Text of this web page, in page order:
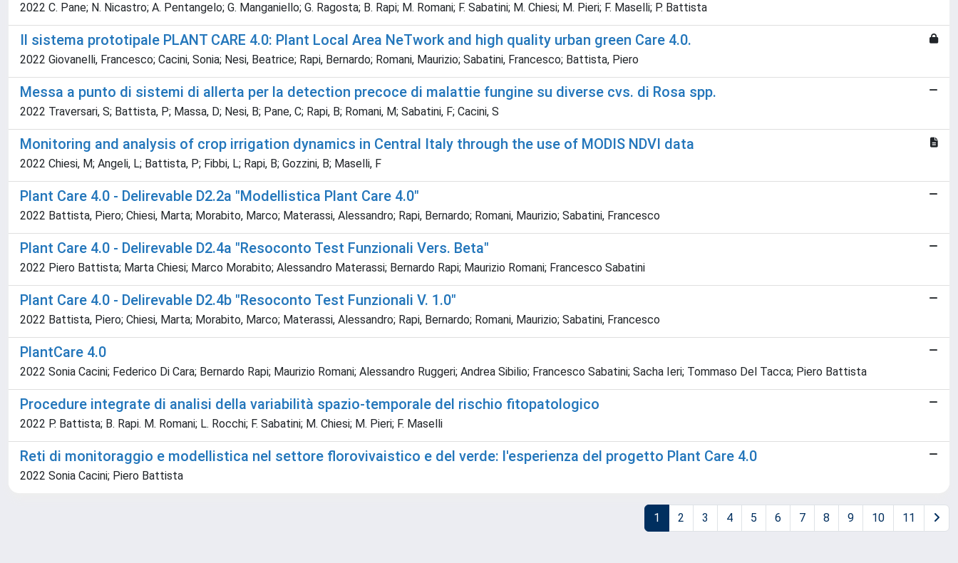
2022 C. Pane; N. Nicastro; A. Pentangelo; G. Manganiello; G. Ragosta; B. Rapi; M. Romani; F. Sabatini; M. Chiesi; M. Pieri; F. Maselli; P. Battista
Il sistema prototipale PLANT CARE 4.0: Plant Local Area NeTwork and high quality urban green Care 4.0.
2022 Giovanelli, Francesco; Cacini, Sonia; Nesi, Beatrice; Rapi, Bernardo; Romani, Maurizio; Sabatini, Francesco; Battista, Piero
Messa a punto di sistemi di allerta per la detection precoce di malattie fungine su diverse cvs. di Rosa spp.
2022 Traversari, S; Battista, P; Massa, D; Nesi, B; Pane, C; Rapi, B; Romani, M; Sabatini, F; Cacini, S
Monitoring and analysis of crop irrigation dynamics in Central Italy through the use of MODIS NDVI data
2022 Chiesi, M; Angeli, L; Battista, P; Fibbi, L; Rapi, B; Gozzini, B; Maselli, F
Plant Care 4.0 - Delirevable D2.2a "Modellistica Plant Care 4.0"
2022 Battista, Piero; Chiesi, Marta; Morabito, Marco; Materassi, Alessandro; Rapi, Bernardo; Romani, Maurizio; Sabatini, Francesco
Plant Care 4.0 - Delirevable D2.4a "Resoconto Test Funzionali Vers. Beta"
2022 Piero Battista; Marta Chiesi; Marco Morabito; Alessandro Materassi; Bernardo Rapi; Maurizio Romani; Francesco Sabatini
Plant Care 4.0 - Delirevable D2.4b "Resoconto Test Funzionali V. 1.0"
2022 Battista, Piero; Chiesi, Marta; Morabito, Marco; Materassi, Alessandro; Rapi, Bernardo; Romani, Maurizio; Sabatini, Francesco
PlantCare 4.0
2022 Sonia Cacini; Federico Di Cara; Bernardo Rapi; Maurizio Romani; Alessandro Ruggeri; Andrea Sibilio; Francesco Sabatini; Sacha Ieri; Tommaso Del Tacca; Piero Battista
Procedure integrate di analisi della variabilità spazio-temporale del rischio fitopatologico
2022 P. Battista; B. Rapi. M. Romani; L. Rocchi; F. Sabatini; M. Chiesi; M. Pieri; F. Maselli
Reti di monitoraggio e modellistica nel settore florovivaistico e del verde: l'esperienza del progetto Plant Care 4.0
2022 Sonia Cacini; Piero Battista
1 2 3 4 5 6 7 8 9 10 11